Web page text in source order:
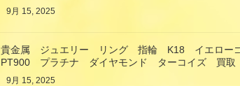
9月 15, 2025
貴金属 ジュエリー リング 指輪 K18 イエロー
PT900 プラチナ ダイヤモンド ターコイズ 買取
9月 15, 2025